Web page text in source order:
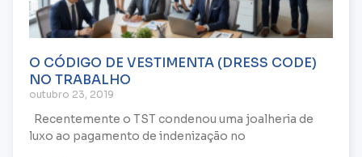
O CÓDIGO DE VESTIMENTA (DRESS CODE)
NO TRABALHO
outubro 23, 2019
Recentemente o TST condenou uma joalheria de
luxo ao pagamento de indenização no